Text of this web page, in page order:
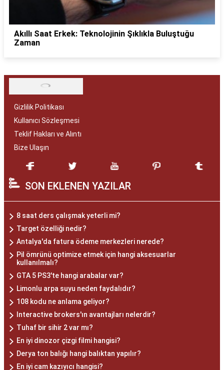
Akıllı Saat Erkek: Teknolojinin Şıklıkla Buluştuğu
Zaman
Gizlilik Politikası
Kullanıcı Sözleşmesi
Teklif Hakları ve Alıntı
Bize Ulaşın
SON EKLENEN YAZILAR
8 saat ders çalışmak yeterli mi?
Target özelliği nedir?
Antalya'da fatura ödeme merkezleri nerede?
Pil ömrünü optimize etmek için hangi aksesuarlar
kullanılmalı?
GTA 5 PS3'te hangi arabalar var?
Limonlu arpa suyu neden faydalıdır?
108 kodu ne anlama geliyor?
Interactive brokers'ın avantajları nelerdir?
Tuhaf bir sihir 2 var mı?
En iyi dinozor çizgi filmi hangisi?
Derya ton balığı hangi balıktan yapılır?
En iyi cam kazıyıcı hangisi?